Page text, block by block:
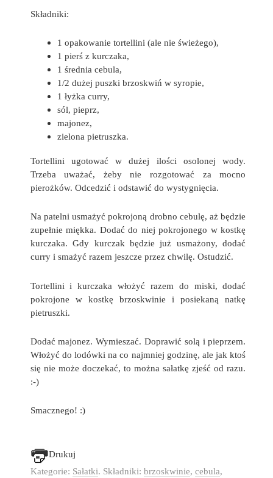
Składniki:
1 opakowanie tortellini (ale nie świeżego),
1 pierś z kurczaka,
1 średnia cebula,
1/2 dużej puszki brzoskwiń w syropie,
1 łyżka curry,
sól, pieprz,
majonez,
zielona pietruszka.
Tortellini ugotować w dużej ilości osolonej wody.
Trzeba uważać, żeby nie rozgotować za mocno
pierożków. Odcedzić i odstawić do wystygnięcia.
Na patelni usmażyć pokrojoną drobno cebulę, aż będzie
zupełnie miękka. Dodać do niej pokrojonego w kostkę
kurczaka. Gdy kurczak będzie już usmażony, dodać
curry i smażyć razem jeszcze przez chwilę. Ostudzić.
Tortellini i kurczaka włożyć razem do miski, dodać
pokrojone w kostkę brzoskwinie i posiekaną natkę
pietruszki.
Dodać majonez. Wymieszać. Doprawić solą i pieprzem.
Włożyć do lodówki na co najmniej godzinę, ale jak ktoś
się nie może doczekać, to można sałatkę zjeść od razu.
:-)
Smacznego! :)
Drukuj
Kategorie: Sałatki. Składniki: brzoskwinie, cebula,